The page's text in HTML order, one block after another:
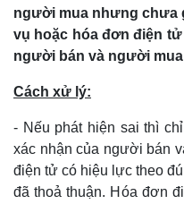
người mua nhưng chưa
vụ hoặc hóa đơn điện
người bán và người
Cách xử lý:
- Nếu phát hiện sai thì
xác nhận của người bán
điện tử có hiệu lực theo
đã thoả thuận. Hóa đơn